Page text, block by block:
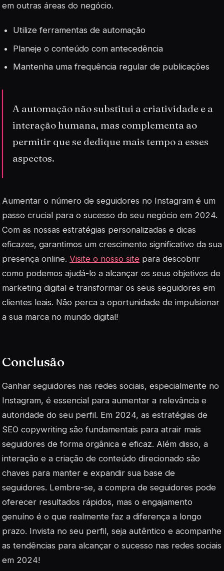
em outras áreas do negócio.
Utilize ferramentas de automação
Planeje o conteúdo com antecedência
Mantenha uma frequência regular de publicações
A automação não substitui a criatividade e a
interação humana, mas complementa ao
permitir que se dedique mais tempo a esses
aspectos.
Aumentar o número de seguidores no Instagram é um
passo crucial para o sucesso do seu negócio em 2024.
Com as nossas estratégias personalizadas e dicas
eficazes, garantimos um crescimento significativo da sua
presença online. Visite o nosso site para descobrir
como podemos ajudá-lo a alcançar os seus objetivos de
marketing digital e transformar os seus seguidores em
clientes leais. Não perca a oportunidade de impulsionar
a sua marca no mundo digital!
Conclusão
Ganhar seguidores nas redes sociais, especialmente no
Instagram, é essencial para aumentar a relevância e
autoridade do seu perfil. Em 2024, as estratégias de
SEO copywriting são fundamentais para atrair mais
seguidores de forma orgânica e eficaz. Além disso, a
interação e a criação de conteúdo direcionado são
chaves para manter e expandir sua base de
seguidores. Lembre-se, a compra de seguidores pode
oferecer resultados rápidos, mas o engajamento
genuíno é o que realmente faz a diferença a longo
prazo. Invista no seu perfil, seja autêntico e acompanhe
as tendências para alcançar o sucesso nas redes sociais
em 2024!